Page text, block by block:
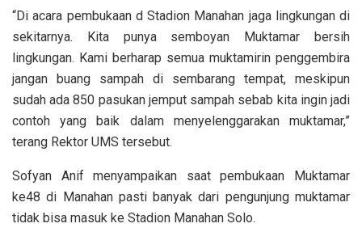
“Di acara pembukaan d Stadion Manahan jaga lingkungan di
sekitarnya. Kita punya semboyan Muktamar bersih
lingkungan. Kami berharap semua muktamirin penggembira
jangan buang sampah di sembarang tempat, meskipun
sudah ada 850 pasukan jemput sampah sebab kita ingin jadi
contoh yang baik dalam menyelenggarakan muktamar,”
terang Rektor UMS tersebut.
Sofyan Anif menyampaikan saat pembukaan Muktamar
ke48 di Manahan pasti banyak dari pengunjung muktamar
tidak bisa masuk ke Stadion Manahan Solo.